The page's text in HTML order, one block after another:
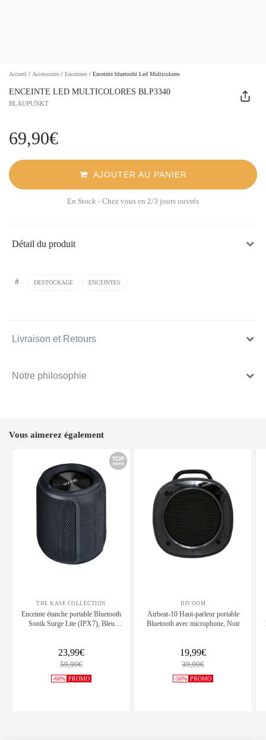
Accueil / Accessoires / Enceintes / Enceinte bluetooht Led Multicolores
ENCEINTE LED MULTICOLORES BLP3340
BLAUPUNKT
69,90€
AJOUTER AU PANIER
En Stock - Chez vous en 2/3 jours ouvrés
Détail du produit
# DESTOCKAGE ENCEINTES
Livraison et Retours
Notre philosophie
Vous aimerez également
THE KASE COLLECTION
Enceinte étanche portable Bluetooth
Sonik Surge Lite (IPX7), Bleu
23,99€
59,99€
-60% PROMO
DIVOOM
Airbeat-10 Haut-parleur portable
Bluetooth avec microphone, Noir
19,99€
39,99€
-50% PROMO